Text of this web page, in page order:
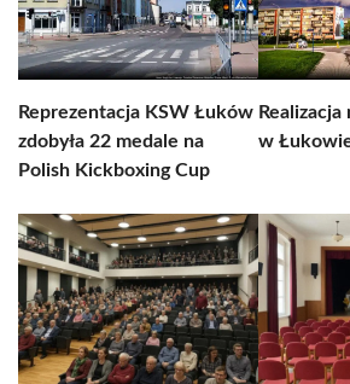
Reprezentacja KSW Łuków
zdobyła 22 medale na
Polish Kickboxing Cup
w